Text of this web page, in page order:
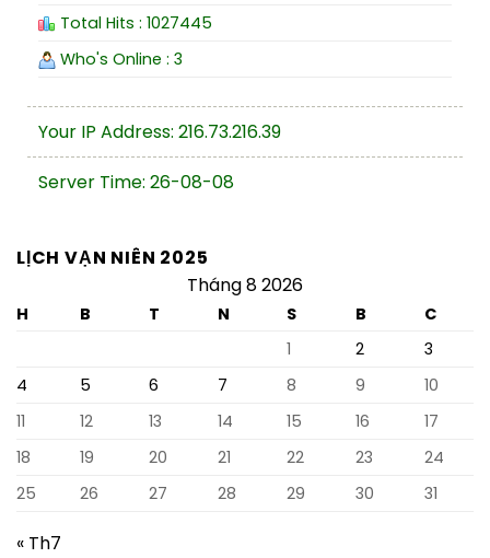
Total Hits : 1027445
Who's Online : 3
Your IP Address: 216.73.216.39
Server Time: 26-08-08
LỊCH VẠN NIÊN 2025
Tháng 8 2026
H B T N S B
C
1
2
3
4
5 6 7 8 9
10
11
12 13 14 15 16
17
18
19 20 21 22 23
24
25
26 27 28 29 30 31
« Th7